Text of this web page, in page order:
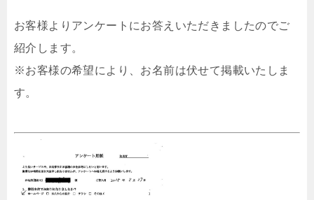
お客様よりアンケートにお答えいただきましたのでご
紹介します。
※お客様の希望により、お名前は伏せて掲載いたしま
す。